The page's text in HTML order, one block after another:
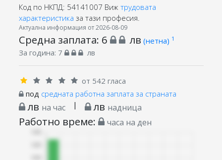
Код по НКПД: 54141007 Виж трудовата
характеристика за тази професия.
Актуална информация от 2026-08-09
Средна заплата: 6 лв (нетна) 1
За година: 7 лв
от 542 гласа
под средната работна заплата за страната
лв на час | лв надница
Работно време: часа на ден